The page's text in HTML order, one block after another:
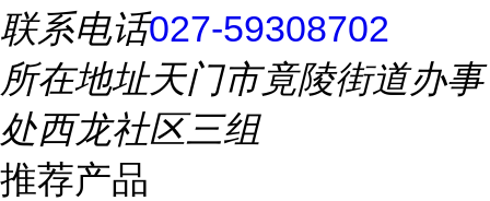
联系电话027-59308702
所在地址天门市竟陵街道办事
处西龙社区三组
推荐产品